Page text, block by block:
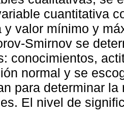
cuantitativa
y valor mínimo y
Smirnov se
conocimientos,
normal y se
para determinar
El nivel de